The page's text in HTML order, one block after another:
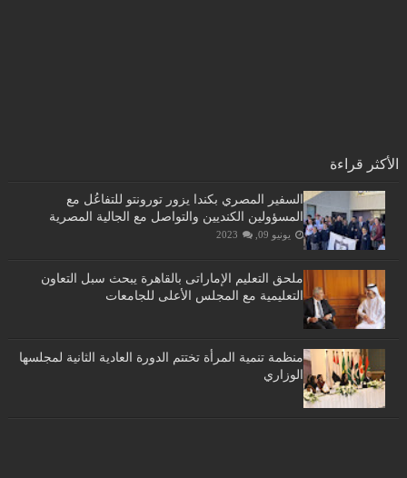
الأكثر قراءة
السفير المصري بكندا يزور تورونتو للتفاعُل مع
المسؤولين الكنديين والتواصل مع الجالية المصرية
يونيو 09, 2023
ملحق التعليم الإماراتى بالقاهرة يبحث سبل التعاون
التعليمية مع المجلس الأعلى للجامعات
منظمة تنمية المرأة تختتم الدورة العادية الثانية لمجلسها
الوزاري